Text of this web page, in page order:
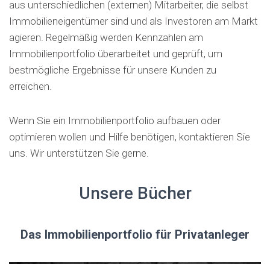
aus unterschiedlichen (externen) Mitarbeiter, die selbst
Immobilieneigentümer sind und als Investoren am Markt
agieren. Regelmäßig werden Kennzahlen am
Immobilienportfolio überarbeitet und geprüft, um
bestmögliche Ergebnisse für unsere Kunden zu
erreichen.
Wenn Sie ein Immobilienportfolio aufbauen oder
optimieren wollen und Hilfe benötigen, kontaktieren Sie
uns. Wir unterstützen Sie gerne.
Unsere Bücher
Das Immobilienportfolio für Privatanleger